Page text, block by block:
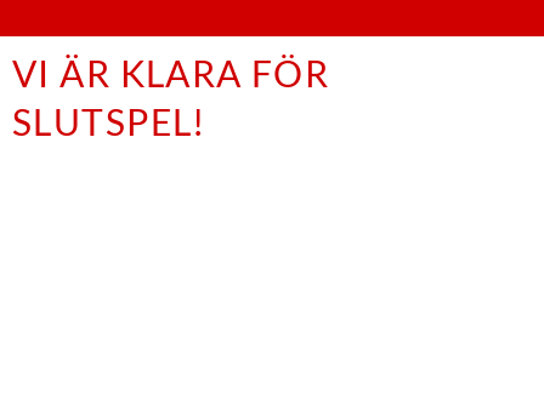
VI ÄR KLARA FÖR
SLUTSPEL!